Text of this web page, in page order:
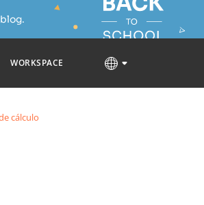
WORKSPACE
cálculo